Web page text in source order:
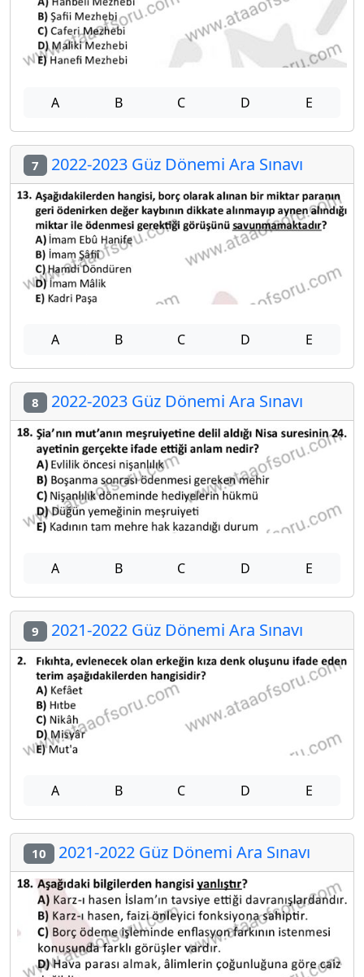
A B C D E
7 2022-2023 Güz Dönemi Ara Sınavı
A B C D E
8 2022-2023 Güz Dönemi Ara Sınavı
A B C D E
9 2021-2022 Güz Dönemi Ara Sınavı
A B C D E
10 2021-2022 Güz Dönemi Ara Sınavı